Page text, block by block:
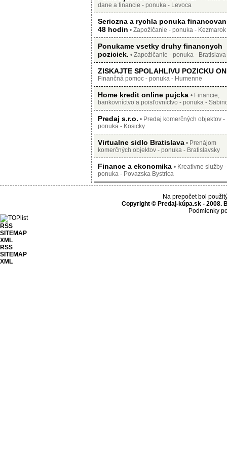
dane a financie - ponuka - Levoca
Seriozna a rychla ponuka
48 hodin • Zapožičanie - ponuka - Kezmarok
Ponukame vsetky druhy financnych
poziciek. • Zapožičanie - ponuka - Bratislava
ZISKAJTE SPOLAHLIVU POZICKU
Finančná pomoc - ponuka - Humenne
Home kredit online pujcka • Financie,
bankovníctvo a poisťovníctvo - ponuka -
Predaj s.r.o. • Predaj komerčných objektov -
ponuka - Kosicky
Virtualne sidlo Bratislava• Prenájom
komerčných objektov - ponuka - Bratislavsky
Finance a ekonomika • Kreatívne služby -
ponuka - Povazska Bystrica
Na prepočet bol
Copyright © Predaj-kúpa.sk - 2008.
Podmienky
RSS
SITEMAP
XML
RSS
SITEMAP
XML